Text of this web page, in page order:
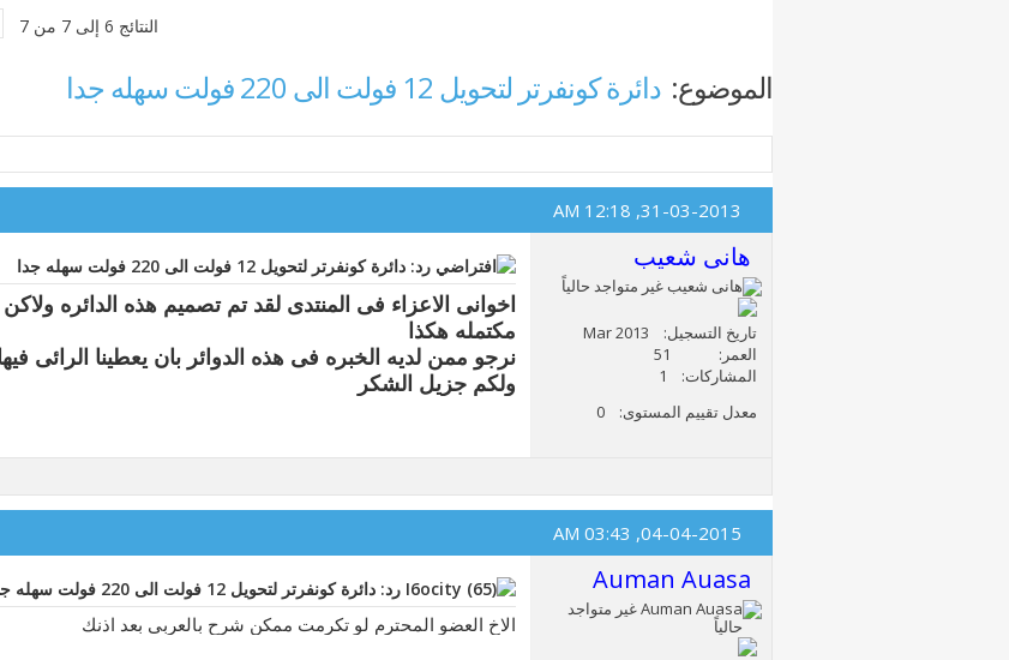
النتائج 6 إلى 7 من 7
الموضوع: دائرة كونفرتر لتحويل 12 فولت الى 220 فولت سهله جدا
31-03-2013,
12:18 AM
هانى شعيب
تاريخ التسجيل
Mar 2013
العمر
51
المشاركات
1
معدل تقييم المستوى
0
رد: دائرة كونفرتر لتحويل 12 فولت الى 220 فولت سهله جدا
اخوانى الاعزاء فى المنتدى لقد تم تصميم هذه الدائره
مكتمله هكذا
نرجو ممن لديه الخبره فى هذه الدوائر بان يعطينا الرائى
ولكم جزيل الشكر
04-04-2015,
03:43 AM
Auman Auasa رد: دائرة كونفرتر لتحويل 12 فولت الى 220 فولت سهله جدا
الاخ العضو المحترم لو تكرمت ممكن شرح بالعربى بعد اذنك